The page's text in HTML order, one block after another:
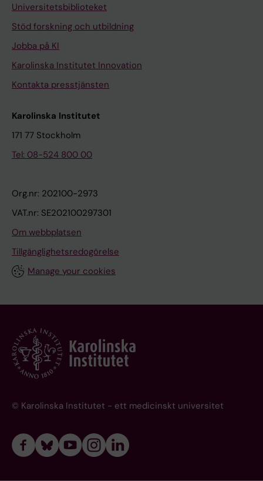
Universitetsbiblioteket
Stöd forskning och utbildning
Jobba på KI
Karolinska Institutet Innovation
Kontakta presstjänsten
Karolinska Institutet
171 77 Stockholm
Tel: 08-524 800 00
Org.nr: 202100-2973
VAT.nr: SE202100297301
Om webbplatsen
Tillgänglighetsredogörelse
Manage your cookies
© Karolinska Institutet - ett medicinskt universitet